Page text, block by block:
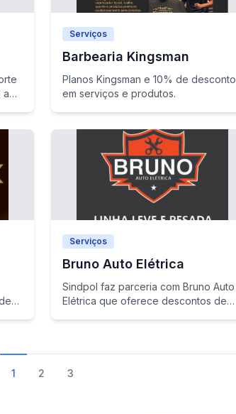
Serviços
Barbearia Kingsman
Planos Kingsman e 10% de desconto
em serviços e produtos.
Serviços
Bruno Auto Elétrica
Sindpol faz parceria com Bruno Auto
Elétrica que oferece descontos de
1 2 3